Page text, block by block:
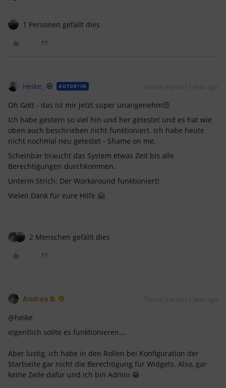
1 Personen gefällt dies
Heike_ AUTOR*IN Forum|Forum|1 year ago
Oh Gott - das ist mir jetzt super unangenehm😣
Ich habe gestern so viel hin und her getestet und es hat wie
oben auch beschrieben nicht funktioniert. Ich habe heute
nicht nochmal neu getestet - Shame on me.
Scheinbar braucht das System etwas Zeit bis alle
Berechtigungen durchkommen.
Unterm Strich: Der Workaround funktioniert!
Vielen Dank für eure Hilfe 🤗
2 Menschen gefällt dies
Andrea B. Forum|Forum|1 year ago
@heike
eigentlich sollte es funktionieren….
Aber lustig, ich habe in den Rollen bei Konfiguration der
Startseite gar nicht die Berechtigung für Widgets. Also, gar
keine Zeile dafür und ich bin Admin 😁